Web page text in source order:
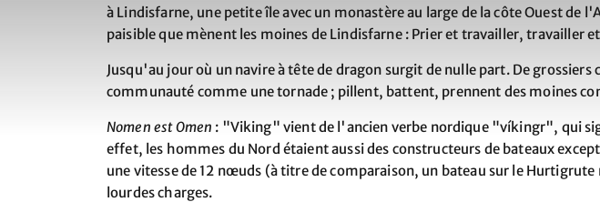
à Lindisfarne, une petite île avec un monastère au large de la côte Ouest
paisible que mènent les moines de Lindisfarne : Prier et travailler, travailler
Jusqu'au jour où un navire à tête de dragon surgit de nulle part. De
communauté comme une tornade ; pillent, battent, prennent des moines
Nomen est Omen : "Viking" vient de l'ancien verbe nordique "víkingr", qui
effet, les hommes du Nord étaient aussi des constructeurs de bateaux
une vitesse de 12 nœuds (à titre de comparaison, un bateau sur le
lourdes charges.